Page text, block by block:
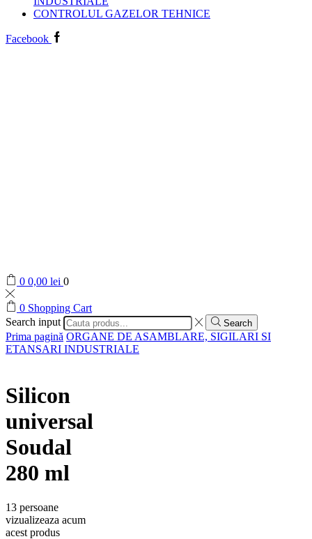
CONTROLUL GAZELOR TEHNICE
Facebook
0 0,00 lei 0
0 Shopping Cart
Search input
Search
Prima pagină ORGANE DE ASAMBLARE, SIGILARI SI
ETANSARI INDUSTRIALE
Silicon
universal
Soudal
280 ml
13 persoane
vizualizeaza acum
acest produs